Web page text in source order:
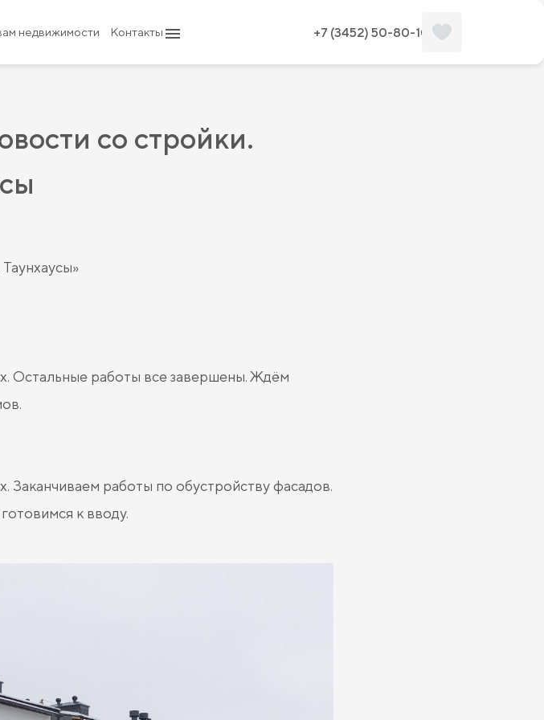
недвижимости Контакты +7 (3452) 50-80-10
со стройки.
Остальные работы все завершены. Ждём
Заканчиваем работы по обустройству фасадов.
к вводу.